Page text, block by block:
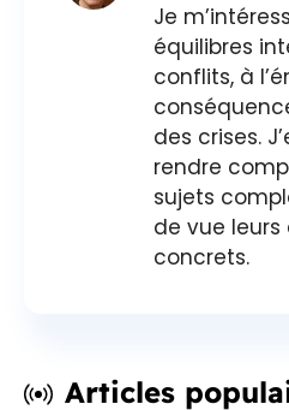
Je
équilibres
conflits, à
des crises.
rendre
sujets
de vue
concrets.
Articles